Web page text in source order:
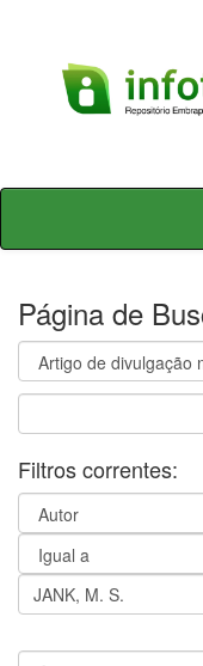
Skip
Página de
Filtros correntes: